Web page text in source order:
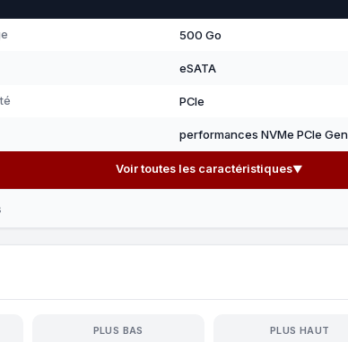
500 Go
eSATA
PCIe
performances NVMe PCIe
Voir toutes les caractéristiques▼
PLUS BAS PLUS HAUT